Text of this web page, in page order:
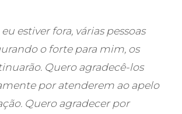
estiver fora, várias pessoas
o forte para mim, os
Quero agradecê-los
por atenderem ao apelo
Quero agradecer por